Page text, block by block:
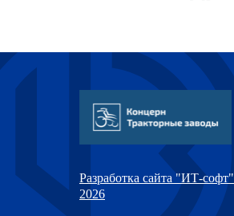
Разработка сайта "ИТ-софт"
2026